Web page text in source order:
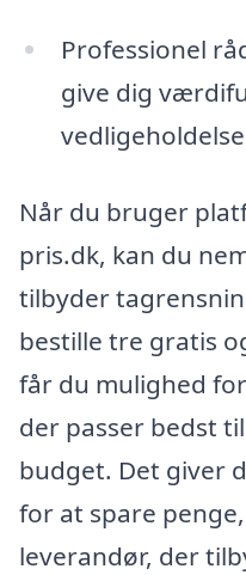
Professionel
give dig
Når du bruger
pris.dk, kan du
tilbyder
bestille tre gratis
får du mulighed
der passer bedst
budget. Det giver
for at spare
leverandør, der